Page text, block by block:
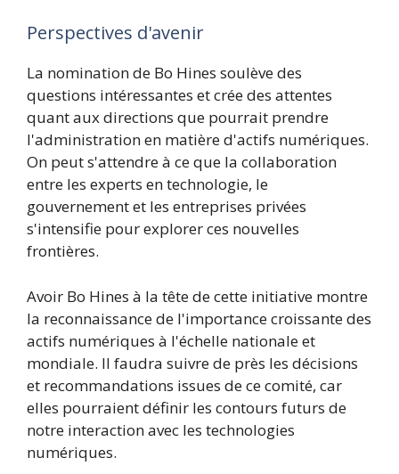
Perspectives d'avenir
La nomination de Bo Hines soulève des
questions intéressantes et crée des attentes
quant aux directions que pourrait prendre
l'administration en matière d'actifs numériques.
On peut s'attendre à ce que la collaboration
entre les experts en technologie, le
gouvernement et les entreprises privées
s'intensifie pour explorer ces nouvelles
frontières.
Avoir Bo Hines à la tête de cette initiative montre
la reconnaissance de l'importance croissante des
actifs numériques à l'échelle nationale et
mondiale. Il faudra suivre de près les décisions
et recommandations issues de ce comité, car
elles pourraient définir les contours futurs de
notre interaction avec les technologies
numériques.